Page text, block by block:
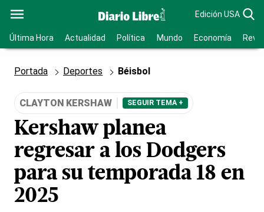
Edición USA
Última Hora Actualidad Política Mundo Economía
Portada Deportes Béisbol
CLAYTON KERSHAW SEGUIR TEMA +
Kershaw planea
regresar a los Dodgers
para su temporada 18 en
2025